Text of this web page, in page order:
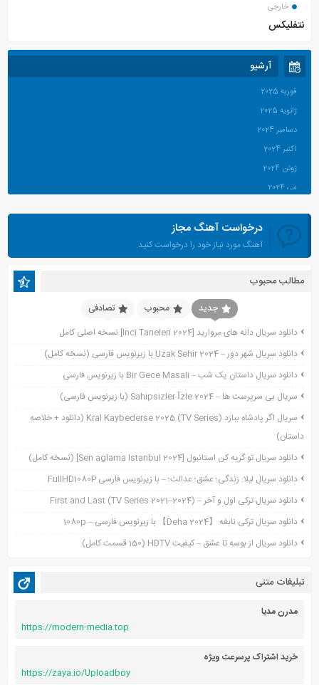
خارجی
نتفلیکس
آرشیو
فوریه 2025
ژانویه 2025
دسامبر 2024
اکتبر 2024
ژوئن 2024
می 2024
مارس 2024
ژانویه 2024
نوامبر 2023
آوریل 2023
نوامبر 2022
نوامبر 2021
اکتبر 2021
سپتامبر 2021
آگوست 2021
جولای 2021
ژوئن 2021
می 2021
آگوست 2020
درخواست آهنگ مجاز
آهنگ مورد نیاز خود را درخواست کنید.
مطالب محبوب
جدید محبوب
تصادفی
دانلود سریال دانه های مروارید [Inci Taneleri 2024] نسخه اصلی کامل
دانلود سریال شهر دور – Uzak Sehir 2024 با زیرنویس فارسی (نسخه کامل)
دانلود سریال داستان یک شب – Bir Gece Masali با زیرنویس فارسی
سریال بی سرپرست ها – Sahipsizler İzle 2024 (با زیرنویس فارسی)
سریال اگر پادشاه ببازد Kral Kaybederse 2025 (TV Series) (دانلود + خلاصه
داستان)
دانلود سریال تو گریه کن استانبول [Sen aglama Istanbul 2024] (نسخه کامل)
دانلود سریال لیلا: زندگی؛ عشق؛ عدالت؛ – با زیرنویس فارسی FullHD1080P
دانلود سریال ترکی اول و آخر – First and Last (TV Series 2021–2024)
دانلود سریال ترکی نابغه 【Deha 2024】 با زیرنویس فارسی – 1080p
دانلود سریال از بوسه تا عشق – کیفیت HDTV (150 قسمت کامل)
تبلیغات متنی
مدرن مدیا
https://modern-media.top
خرید اشتراک پرسرعت ویژه
https://zaya.io/Uploadboy